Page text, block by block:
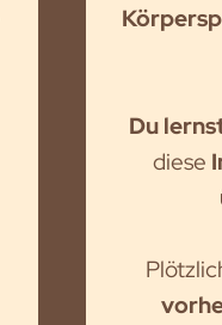
Du
diese